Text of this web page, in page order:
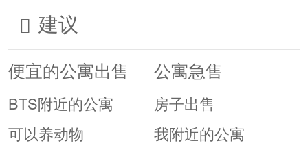
建议
便宜的公寓出售
BTS附近的公寓
可以养动物
公寓急售
房子出售
我附近的公寓